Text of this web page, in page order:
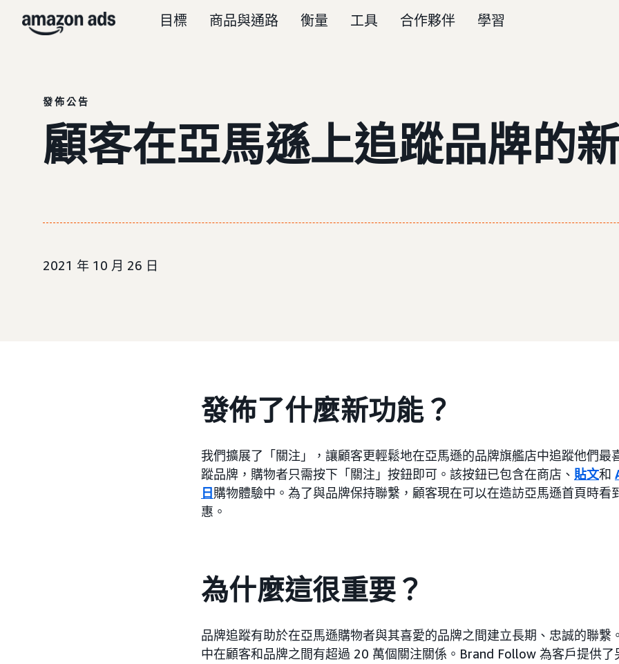
目標 商品與通路 衡量 工具 合作夥伴 學習
發佈公告
顧客在亞馬遜上追蹤品牌的
2021 年 10 月 26 日
發佈了什麼新功能？
我們擴展了「關注」，讓顧客更輕鬆地在亞馬遜的品牌旗艦店中追蹤他們最
蹤品牌，購物者只需按下「關注」按鈕即可。該按鈕已包含在商店、 貼文和
日 購物體驗中。為了與品牌保持聯繫，顧客現在可以在造訪亞馬遜首頁時看
惠。
為什麼這很重要？
品牌追蹤有助於在亞馬遜購物者與其喜愛的品牌之間建立長期、忠誠的聯繫
中在顧客和品牌之間有超過 20 萬個關注關係。Brand Follow 為客戶提供了